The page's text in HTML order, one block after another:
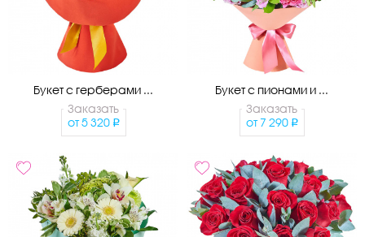
Букет с герберами ...
Заказать
от 5 320
Букет с пионами и ...
Заказать
от 7 290